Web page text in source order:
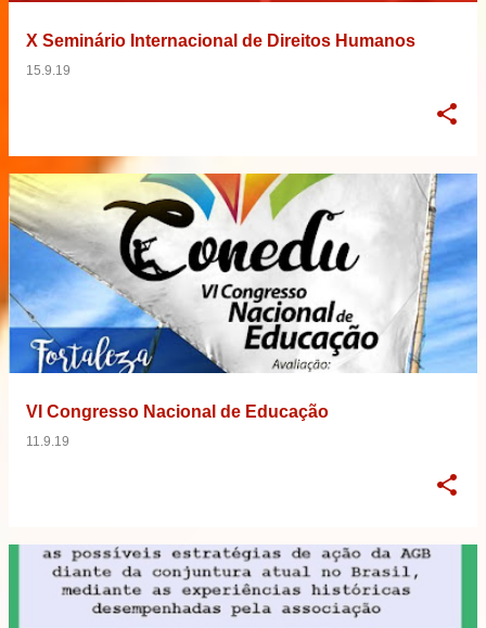
X Seminário Internacional de Direitos Humanos
15.9.19
VI Congresso Nacional de Educação
11.9.19